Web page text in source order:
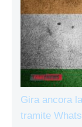
Gira ancora
tramite